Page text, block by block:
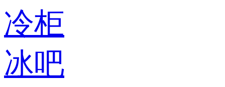
冷柜
冰吧